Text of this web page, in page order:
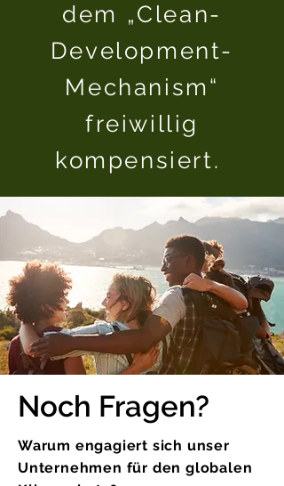
dem „Clean-
Development-
Mechanism“
freiwillig
kompensiert.
Noch Fragen?
Warum engagiert sich unser
Unternehmen für den globalen